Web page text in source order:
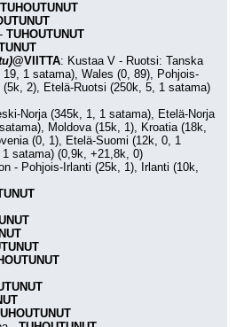
TUHOUTUNUT
- TUHOUTUNUT
@VIITTA: Kustaa V - Ruotsi: Tanska
1 satama), Wales (0, 89), Pohjois-
2), Etelä-Ruotsi (250k, 5, 1 satama)
Norja (345k, 1, 1 satama), Etelä-Norja
Moldova (15k, 1), Kroatia (18k,
(0, 1), Etelä-Suomi (12k, 0, 1
satama) (0,9k, +21,8k, 0)
- Pohjois-Irlanti (25k, 1), Irlanti (10k,